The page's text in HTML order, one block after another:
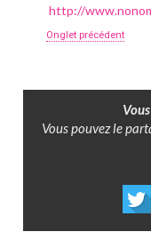
http://
Onglet précédent
Vous pouvez le